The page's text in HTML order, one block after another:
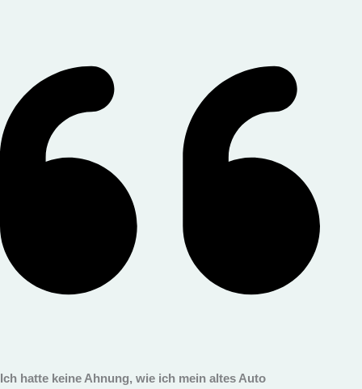
Ich hatte keine Ahnung, wie ich mein altes Auto